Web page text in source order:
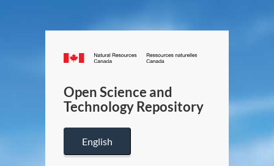
Canada.ca
/
Canada
Open Science and
Technology Repository
English